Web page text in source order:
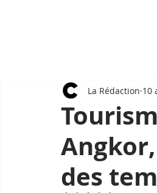
des
La Rédaction 10